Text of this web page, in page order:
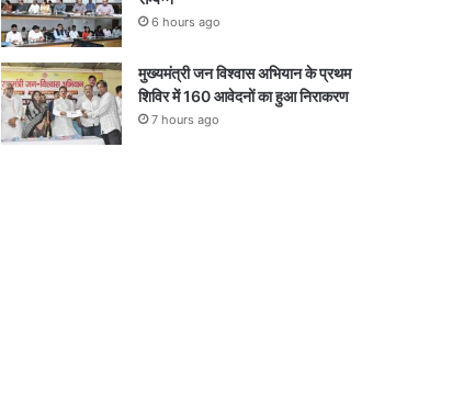
6 hours ago
मुख्यमंत्री जन विश्वास अभियान के प्रथम
शिविर में 160 आवेदनों का हुआ निराकरण
7 hours ago